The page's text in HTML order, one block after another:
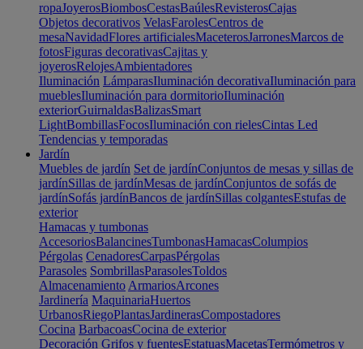
ropaJoyerosBiombosCestasBaúlesRevisterosCajas
Objetos decorativos VelasFarolesCentros de
mesaNavidadFlores artificialesMaceterosJarronesMarcos de
fotosFiguras decorativasCajitas y
joyerosRelojesAmbientadores
Iluminación LámparasIluminación decorativaIluminación para
mueblesIluminación para dormitorioIluminación
exteriorGuirnaldasBalizasSmart
LightBombillasFocosIluminación con rielesCintas Led
Tendencias y temporadas
Jardín
Muebles de jardín Set de jardínConjuntos de mesas y sillas de
jardínSillas de jardínMesas de jardínConjuntos de sofás de
jardínSofás jardínBancos de jardínSillas colgantesEstufas de
exterior
Hamacas y tumbonas
AccesoriosBalancinesTumbonasHamacasColumpios
Pérgolas CenadoresCarpasPérgolas
Parasoles SombrillasParasolesToldos
Almacenamiento ArmariosArcones
Jardinería MaquinariaHuertos
UrbanosRiegoPlantasJardinerasCompostadores
Cocina BarbacoasCocina de exterior
Decoración Grifos y fuentesEstatuasMacetasTermómetros y